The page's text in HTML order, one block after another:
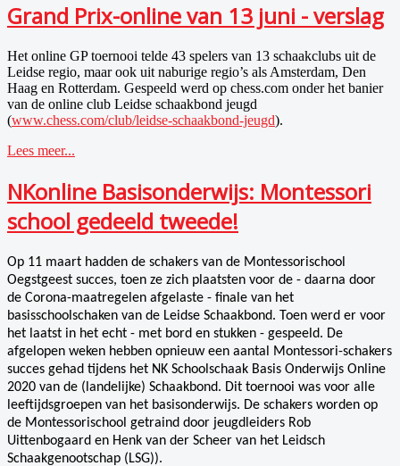
Grand Prix-online van 13 juni - verslag
Het online GP toernooi telde 43 spelers van 13 schaakclubs uit de
Leidse regio, maar ook uit naburige regio’s als Amsterdam, Den
Haag en Rotterdam. Gespeeld werd op chess.com onder het banier
van de online club Leidse schaakbond jeugd
(www.chess.com/club/leidse-schaakbond-jeugd).
Lees meer...
NKonline Basisonderwijs: Montessori
school gedeeld tweede!
Op 11 maart hadden de schakers van de Montessorischool
Oegstgeest succes, toen ze zich plaatsten voor de - daarna door
de Corona-maatregelen afgelaste - finale van het
basisschoolschaken van de Leidse Schaakbond. Toen werd er voor
het laatst in het echt - met bord en stukken - gespeeld. De
afgelopen weken hebben opnieuw een aantal Montessori-schakers
succes gehad tijdens het NK Schoolschaak Basis Onderwijs Online
2020 van de (landelijke) Schaakbond. Dit toernooi was voor alle
leeftijdsgroepen van het basisonderwijs. De schakers worden op
de Montessorischool getraind door jeugdleiders Rob
Uittenbogaard en Henk van der Scheer van het Leidsch
Schaakgenootschap (LSG)).